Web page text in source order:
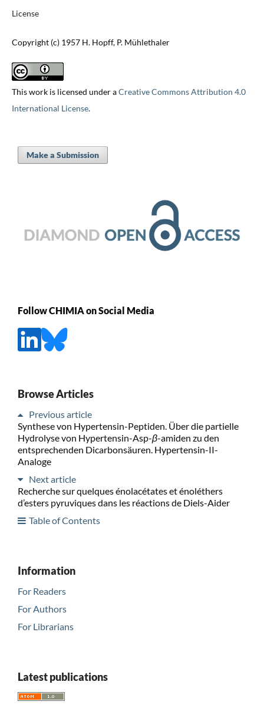
License
Copyright (c) 1957 H. Hopff, P. Mühlethaler
This work is licensed under aCreative Commons Attribution 4.0
International License.
Make a Submission
Follow CHIMIA on Social Media
Browse Articles
Previous article
Synthese von Hypertensin-Peptiden. Über die partielle
Hydrolyse von Hypertensin-Asp-β-amiden zu den
entsprechenden Dicarbonsäuren. Hypertensin-II-
Analoge
Next article
Recherche sur quelques énolacétates et énoléthers
d’esters pyruviques dans les réactions de Diels-Aider
Table of Contents
Information
For Readers
For Authors
For Librarians
Latest publications